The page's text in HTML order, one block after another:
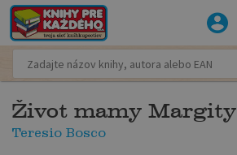
Život mamy Margity
Teresio Bosco